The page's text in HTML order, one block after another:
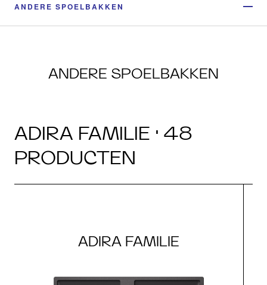
ANDERE SPOELBAKKEN
ANDERE SPOELBAKKEN
ADIRA FAMILIE · 48
PRODUCTEN
ADIRA FAMILIE